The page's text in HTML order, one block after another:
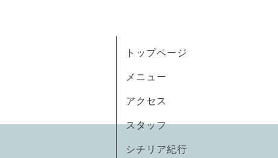
トップページ
メニュー
アクセス
スタッフ
シチリア紀行